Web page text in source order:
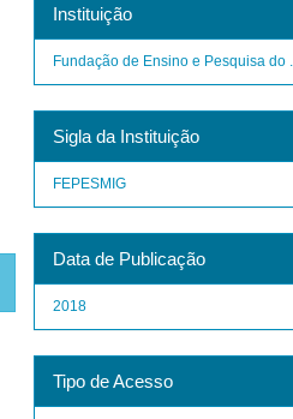
Instituição
Fundação de Ensino e Pesquisa do ...
Sigla da Instituição
FEPESMIG
Data de Publicação
2018
Tipo de Acesso